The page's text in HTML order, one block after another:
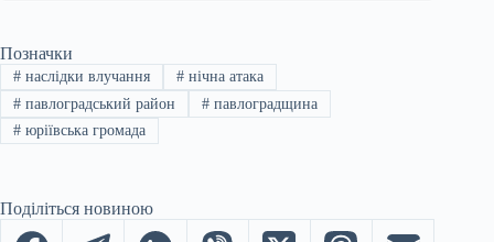
Позначки
#наслідки влучання #нічна атака
#павлоградський район #павлоградщина
#юріївська громада
Поділіться новиною